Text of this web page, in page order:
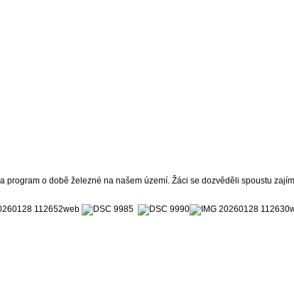
program o době železné na našem území. Žáci se dozvěděli spoustu